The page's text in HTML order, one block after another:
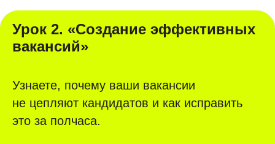
Урок 2. «Создание эффективных
вакансий»
Узнаете, почему ваши вакансии
не цепляют кандидатов и как исправить
это за полчаса.